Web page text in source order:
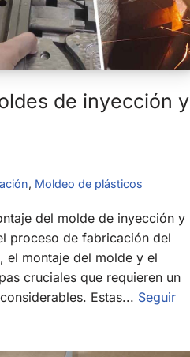
de inyección y
, Moldeo de plásticos
del molde de inyección y
proceso de fabricación del
el montaje del molde y el
cruciales que requieren un
Estas... Seguir